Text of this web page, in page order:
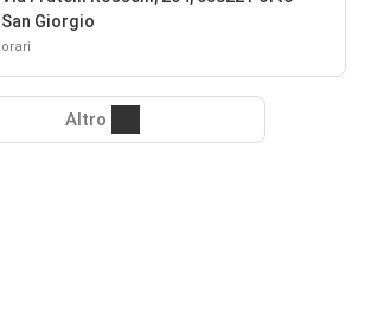
San Giorgio
orari
Altro